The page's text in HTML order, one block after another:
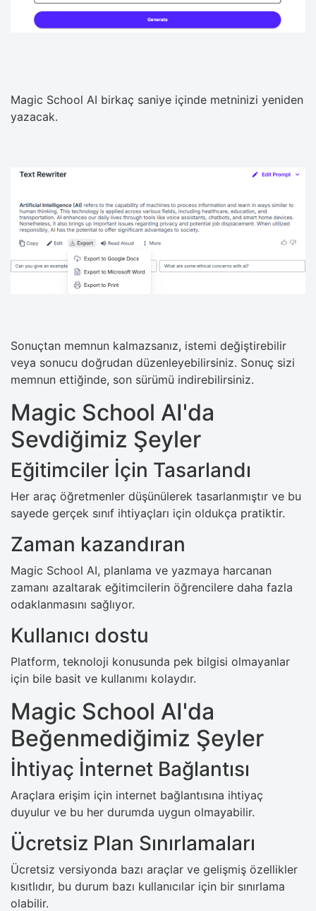
Magic School AI birkaç saniye içinde metninizi yeniden
yazacak.
Sonuçtan memnun kalmazsanız, istemi değiştirebilir
veya sonucu doğrudan düzenleyebilirsiniz. Sonuç sizi
memnun ettiğinde, son sürümü indirebilirsiniz.
Magic School AI'da
Sevdiğimiz Şeyler
Eğitimciler İçin Tasarlandı
Her araç öğretmenler düşünülerek tasarlanmıştır ve bu
sayede gerçek sınıf ihtiyaçları için oldukça pratiktir.
Zaman kazandıran
Magic School AI, planlama ve yazmaya harcanan
zamanı azaltarak eğitimcilerin öğrencilere daha fazla
odaklanmasını sağlıyor.
Kullanıcı dostu
Platform, teknoloji konusunda pek bilgisi olmayanlar
için bile basit ve kullanımı kolaydır.
Magic School AI'da
Beğenmediğimiz Şeyler
İhtiyaç İnternet Bağlantısı
Araçlara erişim için internet bağlantısına ihtiyaç
duyulur ve bu her durumda uygun olmayabilir.
Ücretsiz Plan Sınırlamaları
Ücretsiz versiyonda bazı araçlar ve gelişmiş özellikler
kısıtlıdır, bu durum bazı kullanıcılar için bir sınırlama
olabilir.